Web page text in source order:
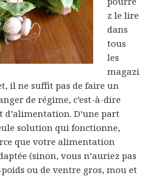
z le lire
dans
tous
les
magazi
il ne suffit pas de faire un
de régime, c’est-à-dire
D’une part
solution qui fonctionne,
que votre alimentation
(sinon, vous n’auriez pas
ou de ventre gros, mou et